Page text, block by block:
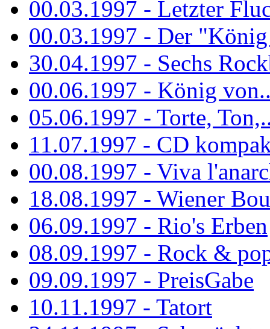
00.03.1997 - Letzter
00.03.1997 - Der
30.04.1997 - Sechs
00.06.1997 - König
05.06.1997 - Torte,
11.07.1997 - CD
00.08.1997 - Viva
18.08.1997 - Wiener
06.09.1997 - Rio's Erben
08.09.1997 - Rock &
09.09.1997 - PreisGabe
10.11.1997 - Tatort